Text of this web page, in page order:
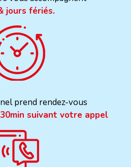
jours fériés.
prend rendez-vous
30min suivant votre appel